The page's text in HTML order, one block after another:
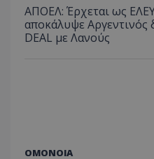
ΑΠΟΕΛ: Έρχεται ως
αποκάλυψε Αργεντινός
DEAL με Λανούς
ΟΜΟΝΟΙΑ